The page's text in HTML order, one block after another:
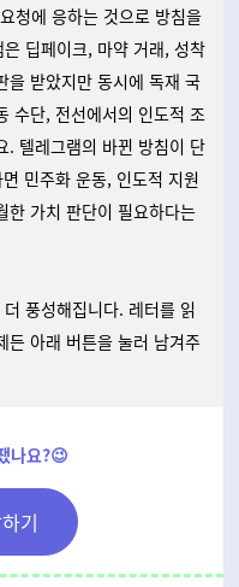
청에 응하는 것으로 방침을
딥페이크, 마약 거래, 성착
을 받았지만 동시에 독재 국
수단, 전선에서의 인도적 조
. 텔레그램의 바뀐 방침이 단
민주화 운동, 인도적 지원
한 가치 판단이 필요하다는
풍성해집니다. 레터를 읽
든 아래 버튼을 눌러 남겨주
나요?😉
기